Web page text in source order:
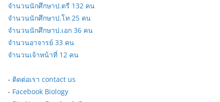
จำนวนนักศึกษาป.ตรี 132 คน
จำนวนนักศึกษาป.โท 25 คน
จำนวนนักศึกษาป.เอก 36 คน
จำนวนอาจารย์ 33 คน
จำนวนเจ้าหน้าที่ 12 คน
- ติดต่อเรา contact us
- Facebook Biology